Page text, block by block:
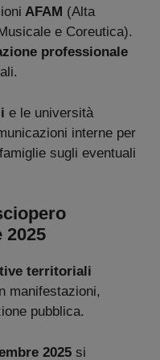
AFAM (Alta
e Coreutica).
professionale
e le università
interne per
sugli eventuali
2025
territoriali
manifestazioni,
pubblica.
2025 si